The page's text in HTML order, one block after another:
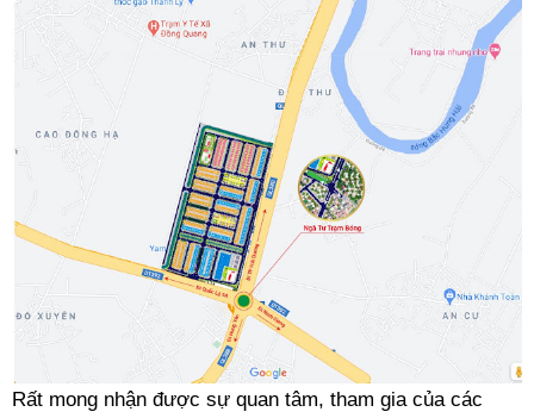
Rất mong nhận được sự quan tâm, tham gia của các